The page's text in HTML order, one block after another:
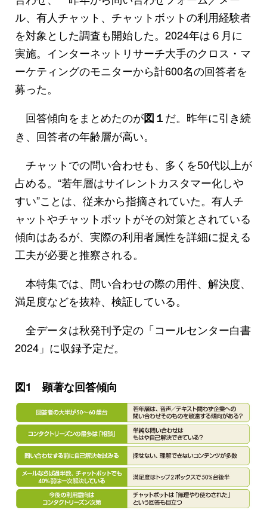
ル、有人チャット、チャットボットの利用経験者
を対象とした調査も開始した。2024年は６月に
実施。インターネットリサーチ大手のクロス・マ
ーケティングのモニターから計600名の回答者を
募った。
回答傾向をまとめたのが図１だ。昨年に引き続
き、回答者の年齢層が高い。
チャットでの問い合わせも、多くを50代以上が
占める。“若年層はサイレントカスタマー化しや
すい”ことは、従来から指摘されていた。有人チ
ャットやチャットボットがその対策とされている
傾向はあるが、実際の利用者属性を詳細に捉える
工夫が必要と推察される。
本特集では、問い合わせの際の用件、解決度、
満足度などを抜粋、検証している。
全データは秋発刊予定の「コールセンター白書
2024」に収録予定だ。
図1 顕著な回答傾向